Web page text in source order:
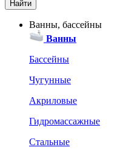
Ванны, бассейны
Ванны
Бассейны
Чугунные
Акриловые
Гидромассажные
Стальные